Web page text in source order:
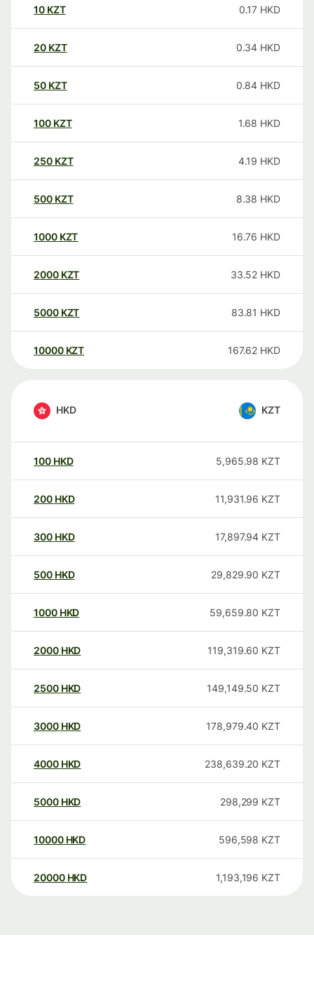
10 KZT 0.17 HKD
20 KZT 0.34 HKD
50 KZT 0.84 HKD
100 KZT 1.68 HKD
250 KZT 4.19 HKD
500 KZT 8.38 HKD
1000 KZT 16.76 HKD
2000 KZT 33.52 HKD
5000 KZT 83.81 HKD
10000 KZT 167.62 HKD
HKD KZT
100 HKD 5,965.98 KZT
200 HKD 11,931.96 KZT
300 HKD 17,897.94 KZT
500 HKD 29,829.90 KZT
1000 HKD 59,659.80 KZT
2000 HKD 119,319.60 KZT
2500 HKD 149,149.50 KZT
3000 HKD 178,979.40 KZT
4000 HKD 238,639.20 KZT
5000 HKD 298,299 KZT
10000 HKD 596,598 KZT
20000 HKD 1,193,196 KZT